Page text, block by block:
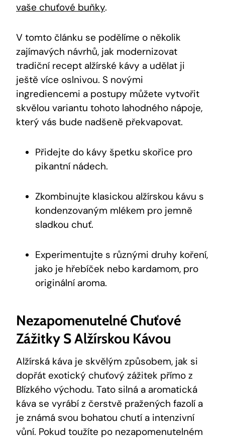
vaše chuťové buňky.
V tomto článku se podělíme o několik
zajímavých návrhů, jak modernizovat
tradiční recept alžírské kávy a udělat ji
ještě více oslnivou. S novými
ingrediencemi a postupy můžete vytvořit
skvělou variantu tohoto lahodného nápoje,
který vás bude nadšeně překvapovat.
Přidejte do kávy špetku skořice pro
pikantní nádech.
Zkombinujte klasickou alžírskou kávu s
kondenzovaným mlékem pro jemně
sladkou chuť.
Experimentujte s různými druhy koření,
jako je hřebíček nebo kardamom, pro
originální aroma.
Nezapomenutelné Chuťové
Zážitky S Alžírskou Kávou
Alžírská káva je skvělým způsobem, jak si
dopřát exotický chuťový zážitek přímo z
Blízkého východu. Tato silná a aromatická
káva se vyrábí z čerstvě pražených fazolí a
je známá svou bohatou chutí a intenzivní
vůní. Pokud toužíte po nezapomenutelném